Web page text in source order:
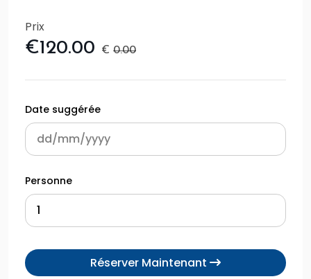
Prix
€120.00 € 0.00
Date suggérée
Personne
Réserver Maintenant